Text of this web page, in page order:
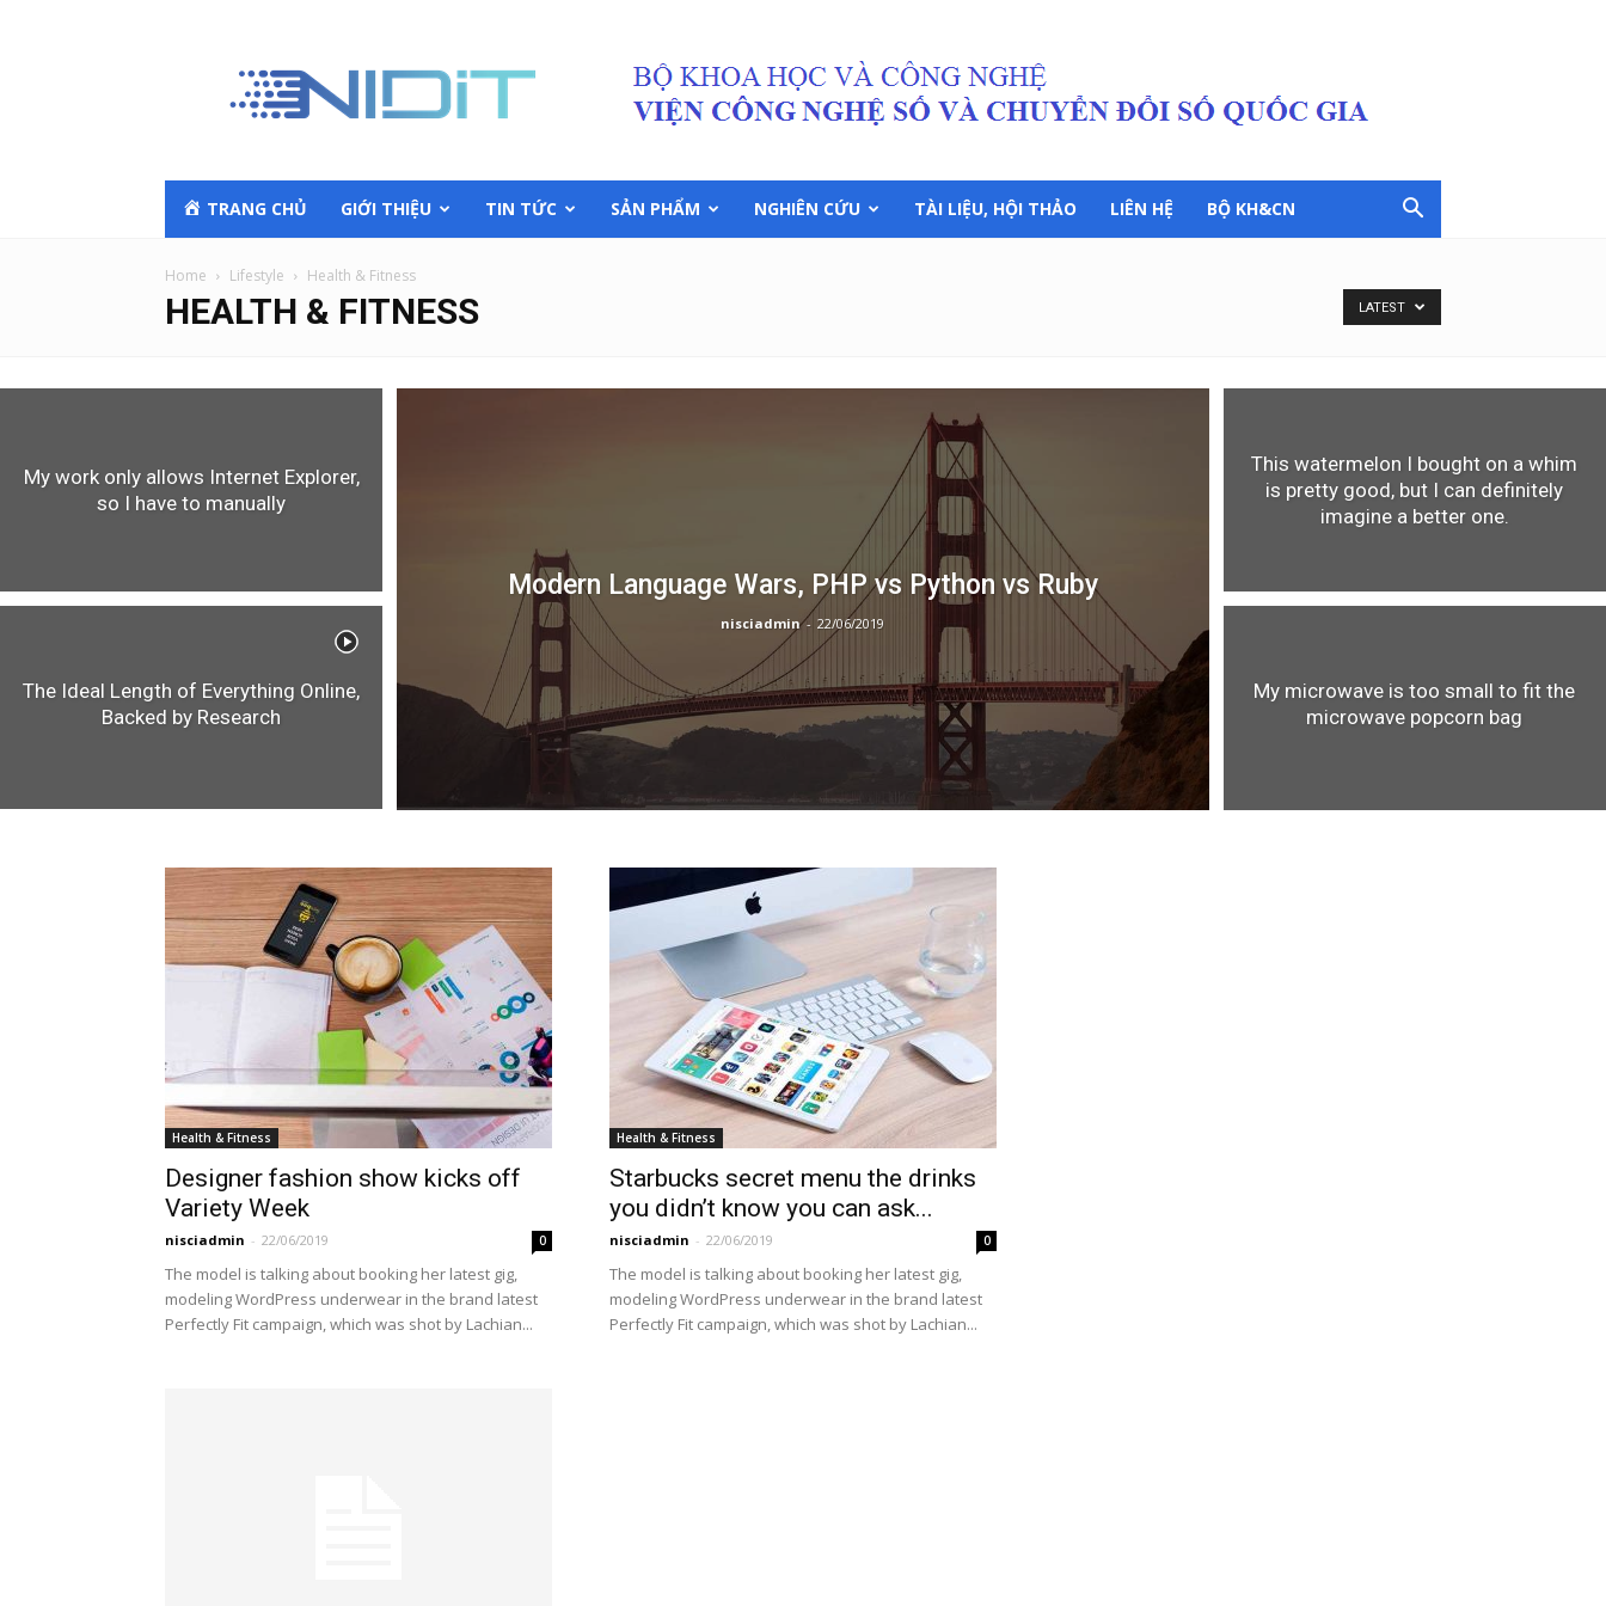
TRANG CHỦ GIỚI THIỆU TIN TỨC SẢN PHẨM NGHIÊN CỨU TÀI LIỆU, HỘI THẢO LIÊN HỆ BỘ KH&CN
Home Lifestyle Health & Fitness
HEALTH & FITNESS LATEST
My work only allows Internet Explorer,
so I have to manually
The Ideal Length of Everything Online,
Backed by Research
Modern Language Wars, PHP vs Python vs Ruby
nisciadmin - 22/06/2019
This watermelon I bought on a whim
is pretty good, but I can definitely
imagine a better one.
My microwave is too small to fit the
microwave popcorn bag
Health & Fitness
Designer fashion show kicks off
Variety Week
nisciadmin - 22/06/2019 0
The model is talking about booking her latest gig,
modeling WordPress underwear in the brand latest
Perfectly Fit campaign, which was shot by Lachian...
Health & Fitness
Starbucks secret menu the drinks
you didn’t know you can ask...
nisciadmin - 22/06/2019 0
The model is talking about booking her latest gig,
modeling WordPress underwear in the brand latest
Perfectly Fit campaign, which was shot by Lachian...